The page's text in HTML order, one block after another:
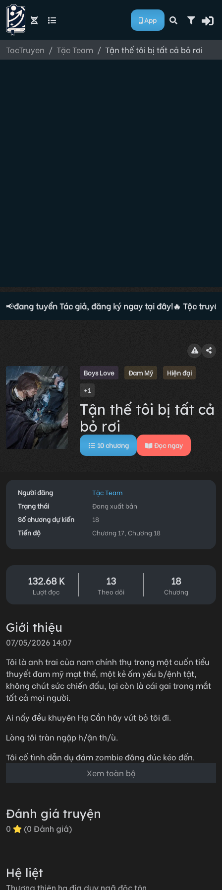
App
TocTruyen Tặc Team Tận thế tôi bị tất cả bỏ rơi
📢đang tuyển Tác giả, đăng ký ngay tại đây!🔥 Tộc truyện
Boys Love Đam Mỹ
Hiện đại
+1
Tận thế tôi bị tất cả
bỏ rơi
10chương Đọc ngay
Người đăng
Tặc Team
Trạng thái
Đang xuất bản
Số chương dự kiến
18
Tiến độ
Chương 17, Chương 18
132.68 K
Lượt đọc
13
Theo dõi
18
Chương
Giới thiệu
07/05/2026 14:07
Tôi là anh trai của nam chính thụ trong một cuốn tiểu
thuyết đam mỹ mạt thế, một kẻ ốm yếu b/ệnh tật,
không chút sức chiến đấu, lại còn là cái gai trong mắt
tất cả mọi người.
Ai nấy đều khuyên Hạ Cần hãy vứt bỏ tôi đi.
Lòng tôi tràn ngập h/ận th/ù.
Tôi cố tình dẫn dụ đám zombie đông đúc kéo đến.
Định bụng sẽ cùng ch*t chung một chỗ.
Nào ngờ, cuối cùng người duy nhất bị đẩy vào bầy
thây m/a lại chính là tôi.
như mày sao?"
Xem toàn bộ
Đánh giá truyện
0 (0 Đánh giá)
Hệ liệt
Thượng thiên hạ địa duy ngã độc tôn